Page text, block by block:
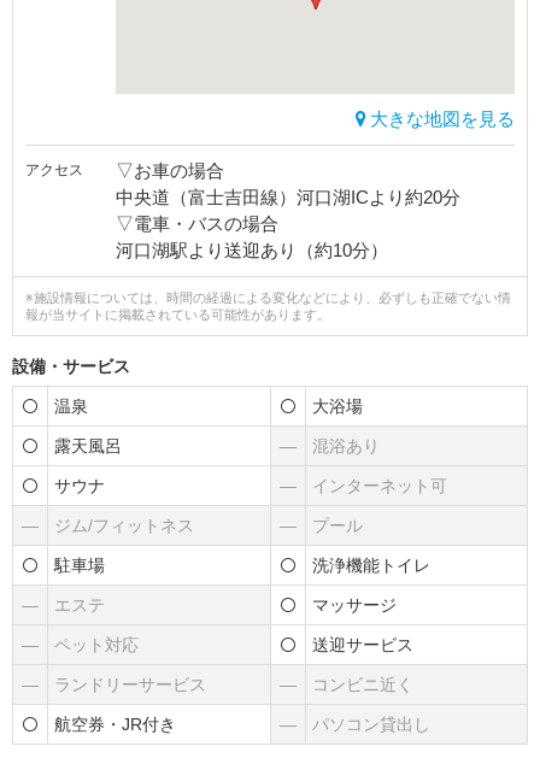
大きな地図を見る
アクセス
▽お車の場合
中央道（富士吉田線）河口湖ICより約20分
▽電車・バスの場合
河口湖駅より送迎あり（約10分）
※施設情報については、時間の経過による変化などにより、必ずしも正確でない情
報が当サイトに掲載されている可能性があります。
設備・サービス
温泉 大浴場
露天風呂 ― 混浴あり
サウナ ― インターネット可
― ジム/フィットネス ― プール
駐車場 洗浄機能トイレ
― エステ マッサージ
― ペット対応 送迎サービス
― ランドリーサービス ― コンビニ近く
航空券・JR付き ― パソコン貸出し